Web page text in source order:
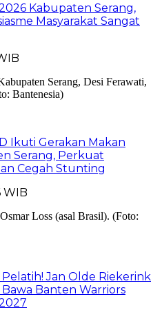
Kabupaten Serang,
Masyarakat Sangat
Ikuti Gerakan Makan
Serang, Perkuat
Cegah Stunting
WIB
Jan Olde Riekerink
Bawa Banten Warriors